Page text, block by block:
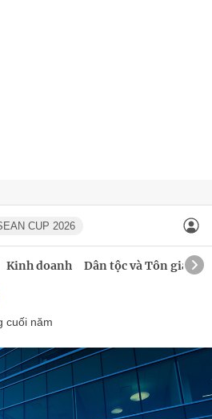
CUP 2026
Kinh doanh Dân tộc và Tôn giáo
cuối năm